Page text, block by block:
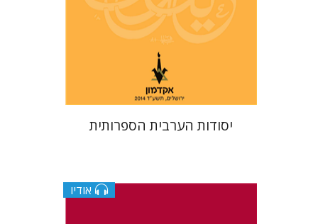
הנחת אתר ספר מודפס
$28
יסודות הערבית הספרותית
אודיו